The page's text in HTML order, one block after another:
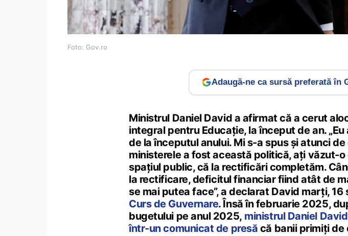
Foto: Gov.ro
Adaugă-ne ca sursă preferată în
Ministrul Daniel David a afirmat că a cerut
integral pentru Educație, la început de an.
de la începutul anului. Mi s-a spus și atunci
ministerele a fost această politică, ați văzut-
spațiul public, că la rectificări completăm.
la rectificare, deficitul financiar fiind atât de
se mai putea face”, a declarat David marți,
Curs de Guvernare. Însă în februarie 2025,
bugetului pe anul 2025, ministrul Daniel
într-un comunicat de presă că banii primiți de